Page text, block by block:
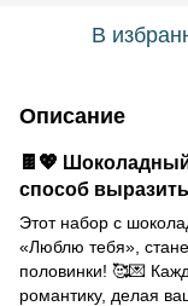
В
Описание
🍫💖
способ
Этот набор с
«Люблю тебя»,
половинки! 🥰💌
романтику, делая